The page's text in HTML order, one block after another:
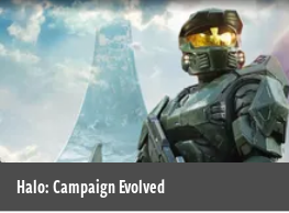
Halo: Campaign Evolved